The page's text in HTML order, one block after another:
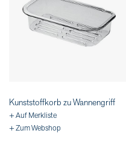
Kunststoffkorb zu Wannengriff
+ Auf Merkliste
+ Zum Webshop